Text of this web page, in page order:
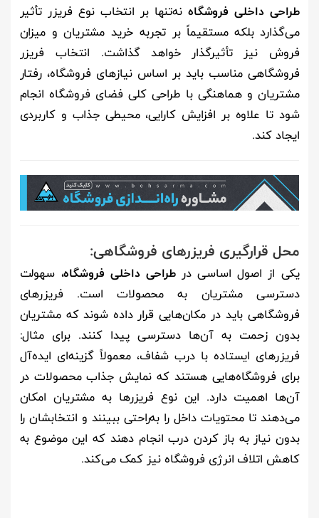
طراحی داخلی فروشگاه نه‌تنها بر انتخاب نوع فریزر تأثیر
می‌گذارد بلکه مستقیماً بر تجربه خرید مشتریان و میزان
فروش نیز تأثیرگذار خواهد گذاشت. انتخاب فریزر
فروشگاهی مناسب باید بر اساس نیازهای فروشگاه، رفتار
مشتریان و هماهنگی با طراحی کلی فضای فروشگاه انجام
شود تا علاوه بر افزایش کارایی، محیطی جذاب و کاربردی
ایجاد کند.
محل قرارگیری فریزرهای فروشگاهی:
یکی از اصول اساسی درطراحی داخلی فروشگاه، سهولت
دسترسی مشتریان به محصولات است. فریزرهای
فروشگاهی باید در مکان‌هایی قرار داده شوند که مشتریان
بدون زحمت به آن‌ها دسترسی پیدا کنند. برای مثال:
فریزرهای ایستاده با درب شفاف، معمولاً گزینه‌ای ایده‌آل
برای فروشگاه‌هایی هستند که نمایش جذاب محصولات در
آن‌ها اهمیت دارد. این نوع فریزرها به مشتریان امکان
می‌دهند تا محتویات داخل را به‌راحتی ببینند و انتخابشان را
بدون نیاز به باز کردن درب انجام دهند که این موضوع به
کاهش اتلاف انرژی فروشگاه نیز کمک می‌کند.